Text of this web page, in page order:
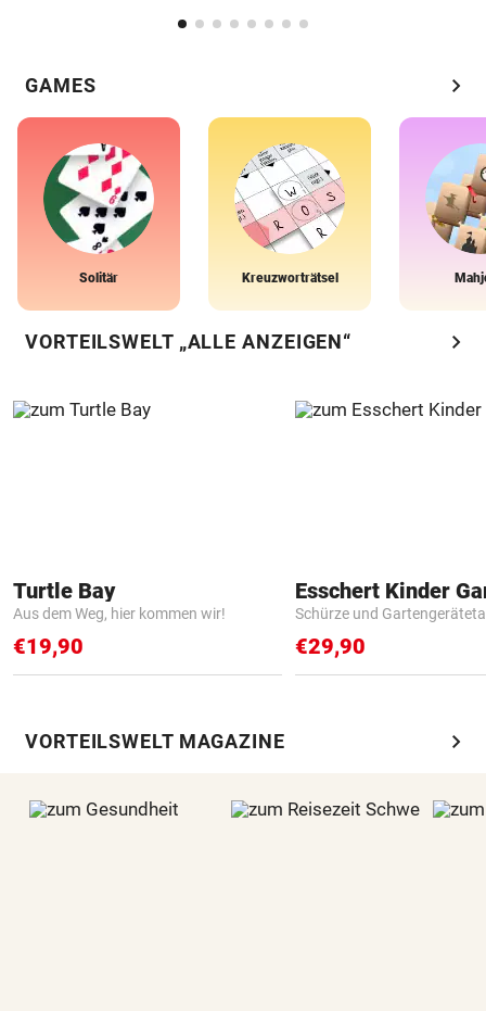
GAMES chevron_right
Solitär Kreuzworträtsel
VORTEILSWELT „ALLE ANZEIGEN“ chevron_right
Turtle Bay
Aus dem Weg, hier kommen wir!
€19,90
Schürze und
€29,90
VORTEILSWELT MAGAZINE chevron_right